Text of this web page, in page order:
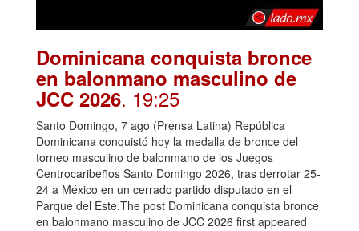
Dominicana conquista bronce
en balonmano masculino de
JCC 2026. 19:25
Santo Domingo, 7 ago (Prensa Latina) República
Dominicana conquistó hoy la medalla de bronce del
torneo masculino de balonmano de los Juegos
Centrocaribeños Santo Domingo 2026, tras derrotar 25-
24 a México en un cerrado partido disputado en el
Parque del Este.The post Dominicana conquista bronce
en balonmano masculino de JCC 2026 first appeared